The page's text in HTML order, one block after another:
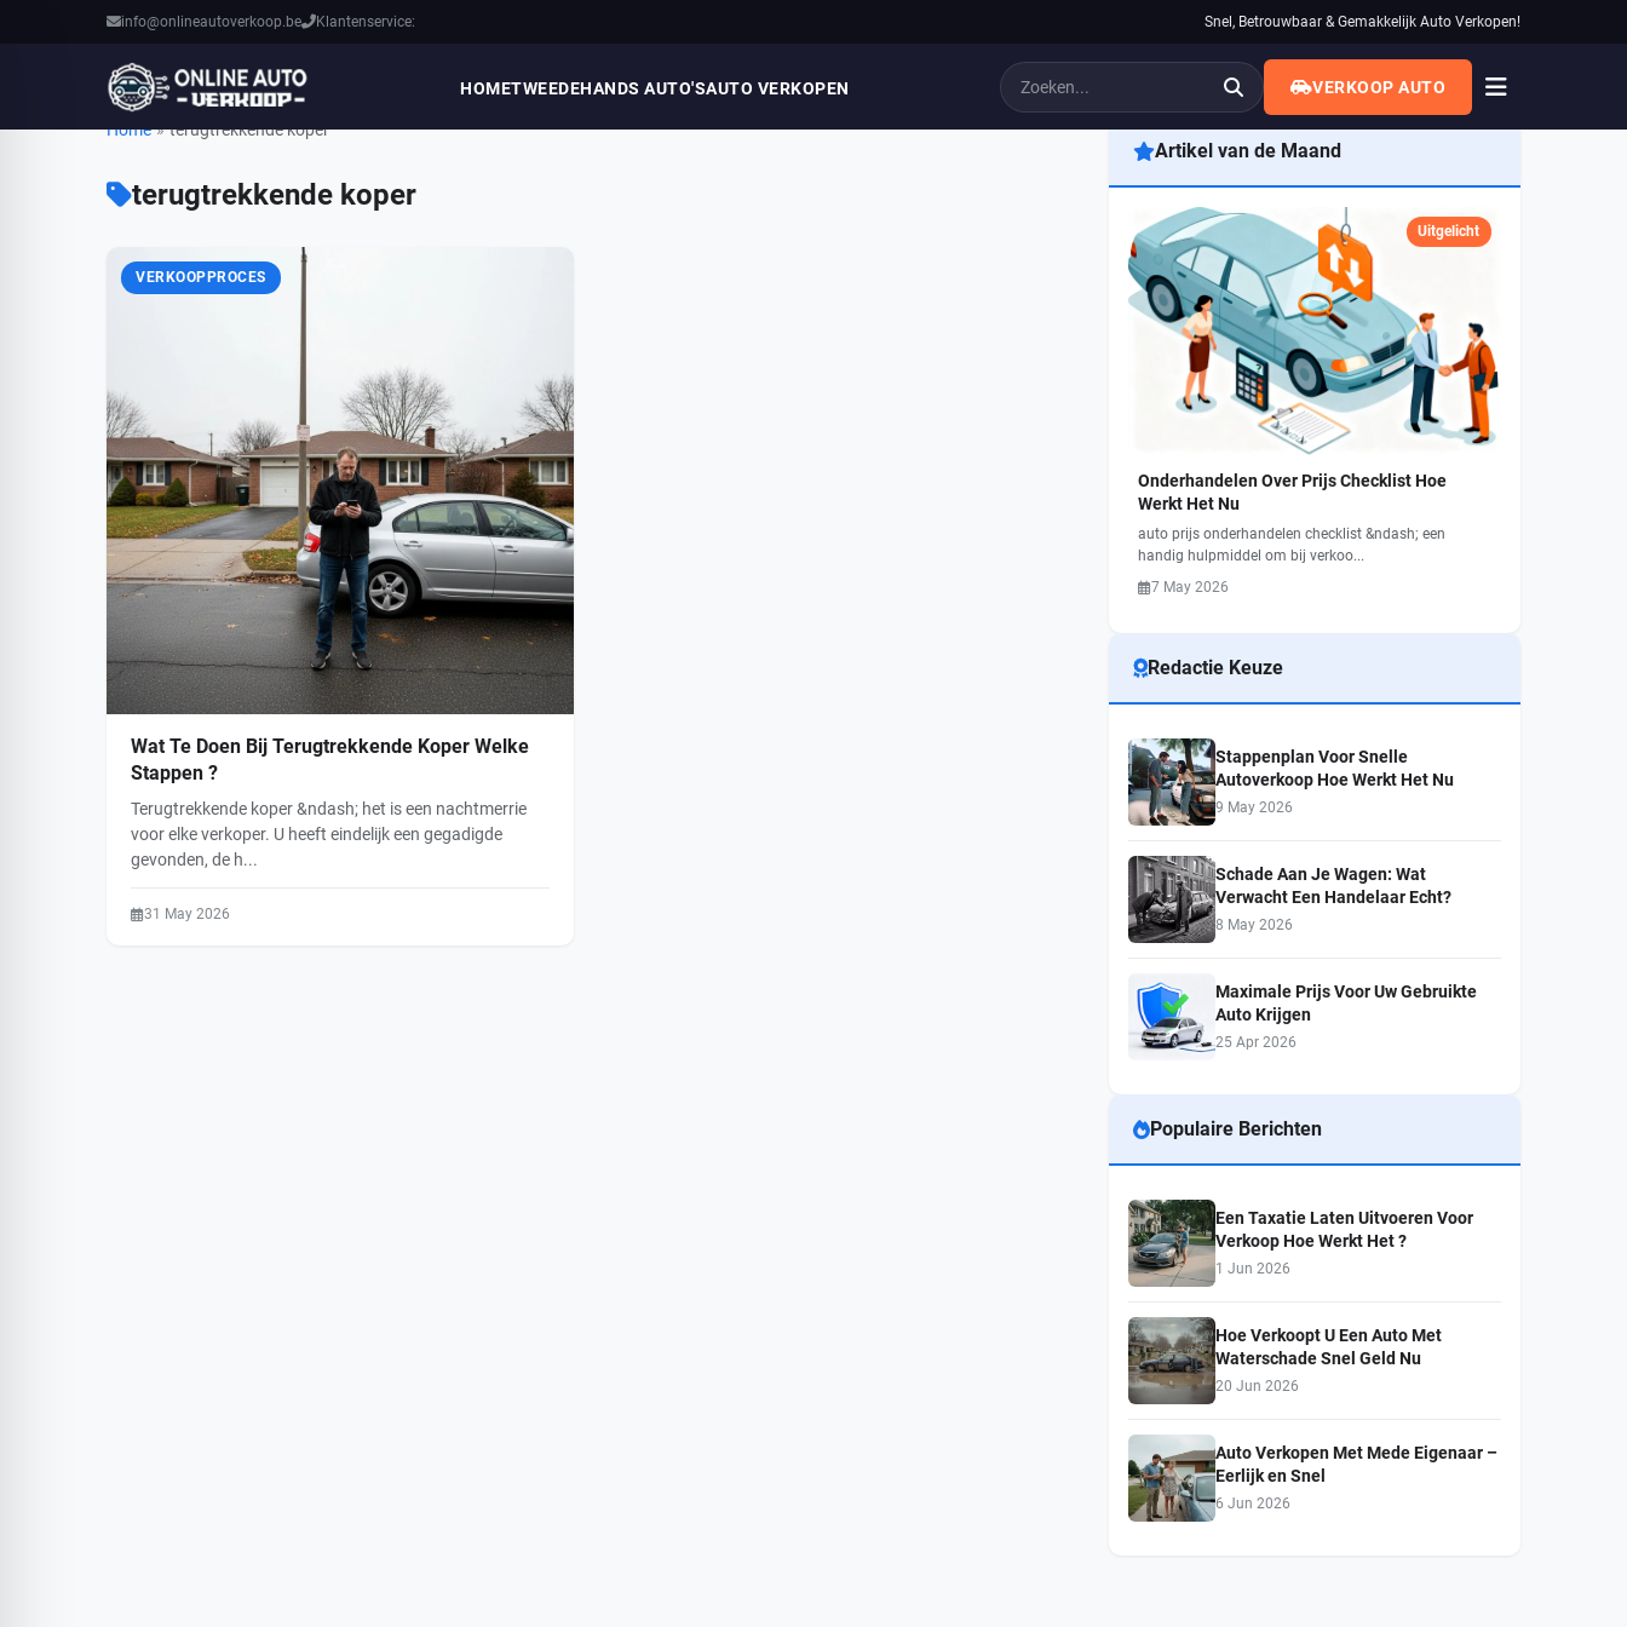
info@onlineautoverkoop.be Klantenservice: Snel, Betrouwbaar & Gemakkelijk Auto Verkopen!
HOMETWEEDEHANDS AUTO'SAUTO VERKOPEN VERKOOP AUTO
Home » terugtrekkende koper
terugtrekkende koper
VERKOOPPROCES
Wat Te Doen Bij Terugtrekkende Koper Welke
Stappen ?
Terugtrekkende koper &ndash; het is een nachtmerrie
voor elke verkoper. U heeft eindelijk een gegadigde
gevonden, de h...
31 May 2026
Artikel van de Maand
Uitgelicht
Onderhandelen Over Prijs Checklist Hoe
Werkt Het Nu
auto prijs onderhandelen checklist &ndash; een
handig hulpmiddel om bij verkoo...
7 May 2026
Redactie Keuze
Stappenplan Voor Snelle
Autoverkoop Hoe Werkt Het Nu
9 May 2026
Schade Aan Je Wagen: Wat
Verwacht Een Handelaar Echt?
8 May 2026
Maximale Prijs Voor Uw Gebruikte
Auto Krijgen
25 Apr 2026
Populaire Berichten
Een Taxatie Laten Uitvoeren Voor
Verkoop Hoe Werkt Het ?
1 Jun 2026
Hoe Verkoopt U Een Auto Met
Waterschade Snel Geld Nu
20 Jun 2026
Auto Verkopen Met Mede Eigenaar –
Eerlijk en Snel
6 Jun 2026